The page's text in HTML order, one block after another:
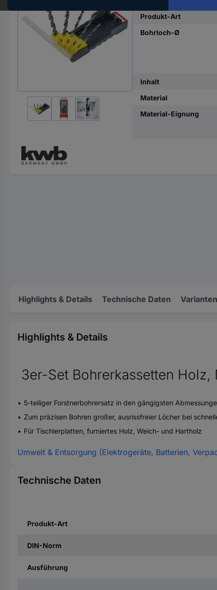
Produkt-Art
Bohrloch-Ø
Inhalt
Material
Material-Eignung
Highlights & Details Technische Daten Varianten
Highlights & Details
3er-Set Bohrerkassetten Holz,
5-teiliger Forstnerbohrersatz in den gängigsten
Zum präzisen Bohren großer, ausrissfreier Löcher bei
Für Tischlerplatten, furniertes Holz, Weich- und Hartholz
Umwelt & Entsorgung (Elektrogeräte, Batterien,
Technische Daten
Produkt-Art
DIN-Norm
Ausführung